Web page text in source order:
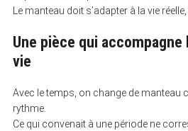
Le manteau doit s’adapter à la vie
Une pièce qui accompagne
vie
Avec le temps, on change de manteau
rythme.
Ce qui convenait à une période ne